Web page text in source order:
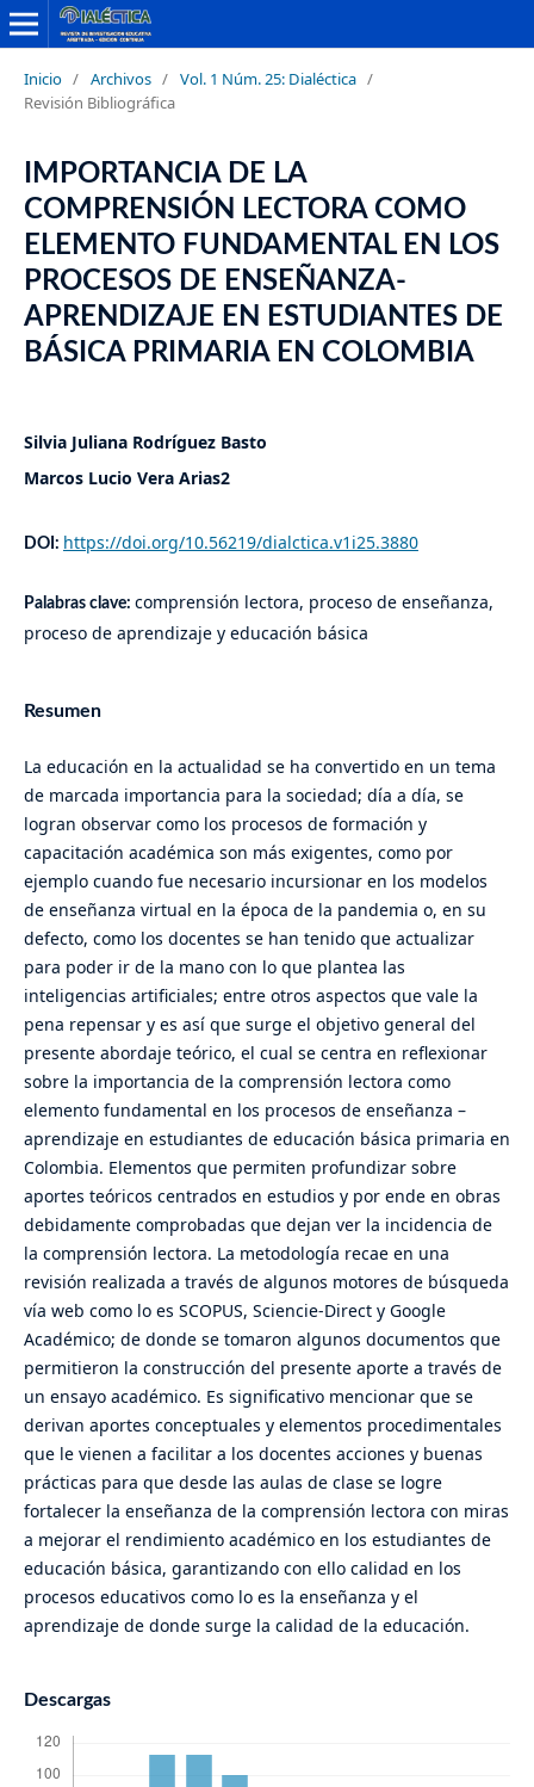
Inicio / Archivos / Vol. 1 Núm. 25: Dialéctica /
Revisión Bibliográfica
IMPORTANCIA DE LA
COMPRENSIÓN LECTORA COMO
ELEMENTO FUNDAMENTAL EN LOS
PROCESOS DE ENSEÑANZA-
APRENDIZAJE EN ESTUDIANTES DE
BÁSICA PRIMARIA EN COLOMBIA
Silvia Juliana Rodríguez Basto
Marcos Lucio Vera Arias2
DOI: https://doi.org/10.56219/dialctica.v1i25.3880
Palabras clave: comprensión lectora, proceso de enseñanza,
proceso de aprendizaje y educación básica
Resumen
La educación en la actualidad se ha convertido en un tema
de marcada importancia para la sociedad; día a día, se
logran observar como los procesos de formación y
capacitación académica son más exigentes, como por
ejemplo cuando fue necesario incursionar en los modelos
de enseñanza virtual en la época de la pandemia o, en su
defecto, como los docentes se han tenido que actualizar
para poder ir de la mano con lo que plantea las
inteligencias artificiales; entre otros aspectos que vale la
pena repensar y es así que surge el objetivo general del
presente abordaje teórico, el cual se centra en reflexionar
sobre la importancia de la comprensión lectora como
elemento fundamental en los procesos de enseñanza –
aprendizaje en estudiantes de educación básica primaria en
Colombia. Elementos que permiten profundizar sobre
aportes teóricos centrados en estudios y por ende en obras
debidamente comprobadas que dejan ver la incidencia de
la comprensión lectora. La metodología recae en una
revisión realizada a través de algunos motores de búsqueda
vía web como lo es SCOPUS, Sciencie-Direct y Google
Académico; de donde se tomaron algunos documentos que
permitieron la construcción del presente aporte a través de
un ensayo académico. Es significativo mencionar que se
derivan aportes conceptuales y elementos procedimentales
que le vienen a facilitar a los docentes acciones y buenas
prácticas para que desde las aulas de clase se logre
fortalecer la enseñanza de la comprensión lectora con miras
a mejorar el rendimiento académico en los estudiantes de
educación básica, garantizando con ello calidad en los
procesos educativos como lo es la enseñanza y el
aprendizaje de donde surge la calidad de la educación.
Descargas